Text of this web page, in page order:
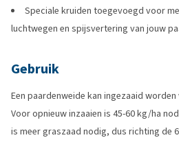
Speciale kruiden toegevoegd voor
luchtwegen en spijsvertering van jouw
Gebruik
Een paardenweide kan ingezaaid
Voor opnieuw inzaaien is 45-60 kg/ha
is meer graszaad nodig, dus richting de